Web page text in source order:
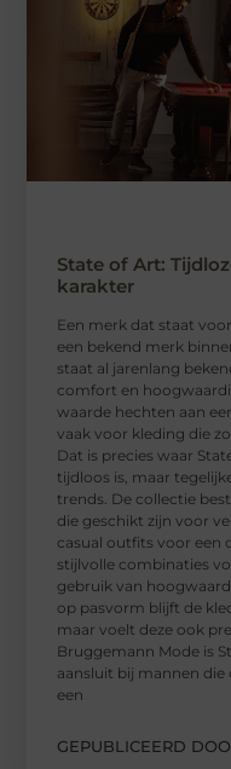
State of Art:
karakter
Een merk dat staat
een bekend merk
staat al jarenlang
comfort en
waarde hechten aan
vaak voor kleding die
Dat is precies waar
tijdloos is, maar
trends. De collectie
die geschikt zijn voor
casual outfits voor een
stijlvolle combinaties
gebruik van
op pasvorm blijft de
maar voelt deze ook
Bruggemann Mode is
aansluit bij mannen die
een
GEPUBLICEERD